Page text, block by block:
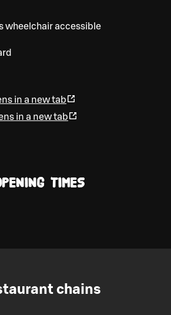
wheelchair accessible
in a new tab
in a new tab
TIMES
chains